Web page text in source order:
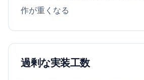
作が重くなる
過剰な実装工数